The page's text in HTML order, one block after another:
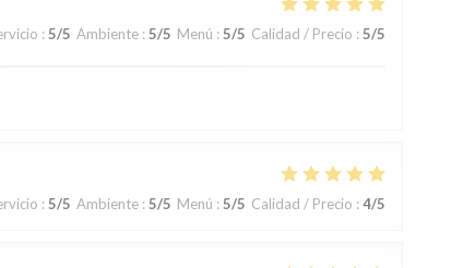
: 5/5 Ambiente : 5/5 Menú : 5/5 Calidad / Precio : 5/5
: 5/5 Ambiente : 5/5 Menú : 5/5 Calidad / Precio : 4/5